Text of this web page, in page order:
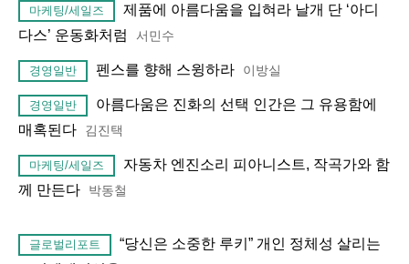
마케팅/세일즈
제품에 아름다움을 입혀라 날개 단 ‘아디
다스’ 운동화처럼
서민수
경영일반 펜스를 향해 스윙하라 이방실
경영일반
아름다움은 진화의 선택 인간은 그 유용함에
매혹된다
김진택
마케팅/세일즈
자동차 엔진소리 피아니스트, 작곡가와 함
께 만든다
박동철
글로벌리포트
“당신은 소중한 루키” 개인 정체성 살리는